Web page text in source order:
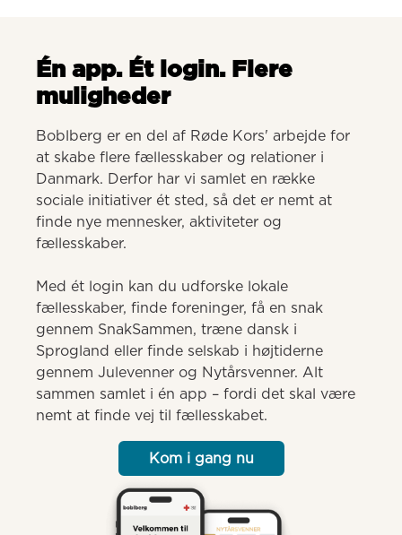
Én app. Ét login. Flere
muligheder
Boblberg er en del af Røde Kors' arbejde for
at skabe flere fællesskaber og relationer i
Danmark. Derfor har vi samlet en række
sociale initiativer ét sted, så det er nemt at
finde nye mennesker, aktiviteter og
fællesskaber.
Med ét login kan du udforske lokale
fællesskaber, finde foreninger, få en snak
gennem SnakSammen, træne dansk i
Sprogland eller finde selskab i højtiderne
gennem Julevenner og Nytårsvenner. Alt
sammen samlet i én app – fordi det skal være
nemt at finde vej til fællesskabet.
Kom i gang nu